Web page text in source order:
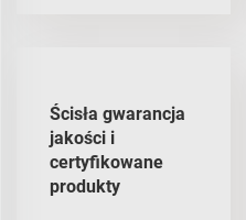
Ścisła gwarancja
jakości i
certyfikowane
produkty